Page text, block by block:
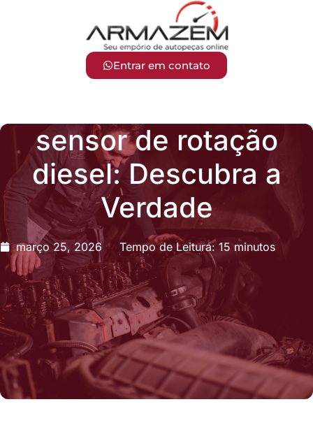
Entrar em contato
sensor de rotação
diesel: Descubra a
Verdade
março 25, 2026 Tempo de Leitura: 15 minutos